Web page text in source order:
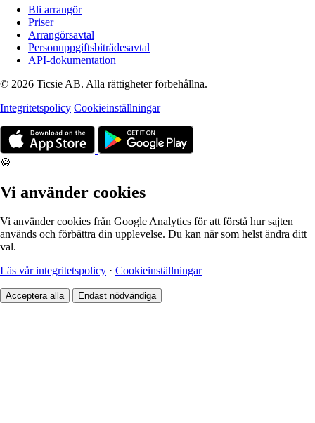
Bli arrangör
Priser
Arrangörsavtal
Personuppgiftsbiträdesavtal
API-dokumentation
© 2026 Ticsie AB. Alla rättigheter förbehållna.
Integritetspolicy Cookieinställningar
🍪
Vi använder cookies
Vi använder cookies från Google Analytics för att förstå hur sajten
används och förbättra din upplevelse. Du kan när som helst ändra ditt
val.
Läs vår integritetspolicy · Cookieinställningar
Acceptera alla Endast nödvändiga